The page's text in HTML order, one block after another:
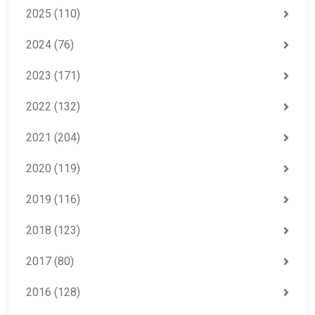
2025 (110)
2024 (76)
2023 (171)
2022 (132)
2021 (204)
2020 (119)
2019 (116)
2018 (123)
2017 (80)
2016 (128)